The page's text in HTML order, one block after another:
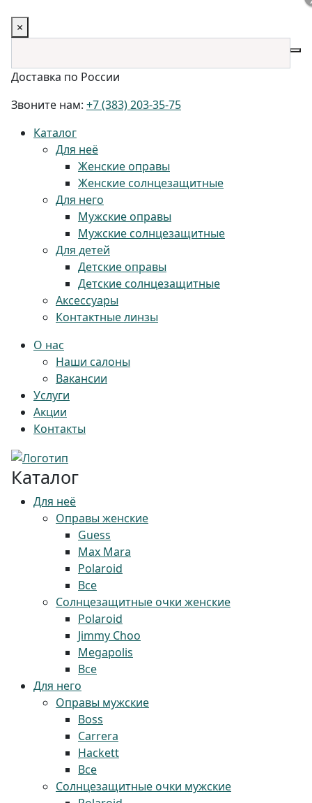
×
Доставка по России
Звоните нам: +7 (383) 203-35-75
Каталог
Для неё
Женские оправы
Женские солнцезащитные
Для него
Мужские оправы
Мужские солнцезащитные
Для детей
Детские оправы
Детские солнцезащитные
Аксессуары
Контактные линзы
О нас
Наши салоны
Вакансии
Услуги
Акции
Контакты
Каталог
Для неё
Оправы женские
Guess
Max Mara
Polaroid
Все
Солнцезащитные очки женские
Polaroid
Jimmy Choo
Megapolis
Все
Для него
Оправы мужские
Boss
Carrera
Hackett
Все
Солнцезащитные очки мужские